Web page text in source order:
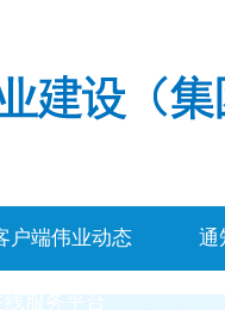
户端伟业动态 通
线服务平台